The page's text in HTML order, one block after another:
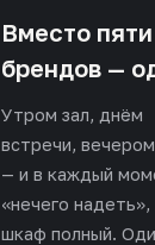
Вместо пяти
брендов —
Утром зал, днём
встречи,
— и в каждый
«нечего надеть»,
шкаф полный.